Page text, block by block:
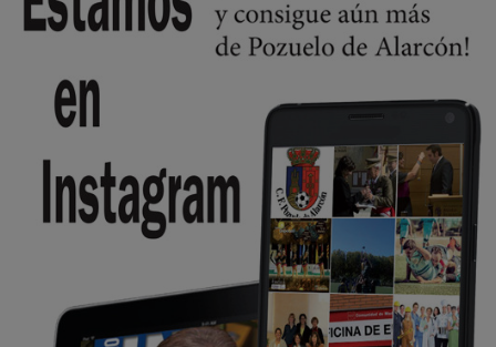
Pozuelo de Alarcón
🔴 EXCLUSIVA | El comisario de la …
se va porke no tiene piscina 🤪🤪🤪
Pozuelo de Alarcón
🔴 EXCLUSIVA | El comisario de la …